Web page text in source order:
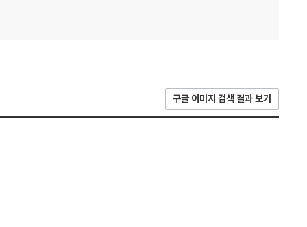
구글 이미지 검색 결과 보기